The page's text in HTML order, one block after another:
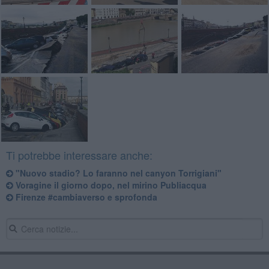
Ti potrebbe interessare anche:
"Nuovo stadio? Lo faranno nel canyon Torrigiani"
Voragine il giorno dopo, nel mirino Publiacqua
Firenze #cambiaverso e sprofonda